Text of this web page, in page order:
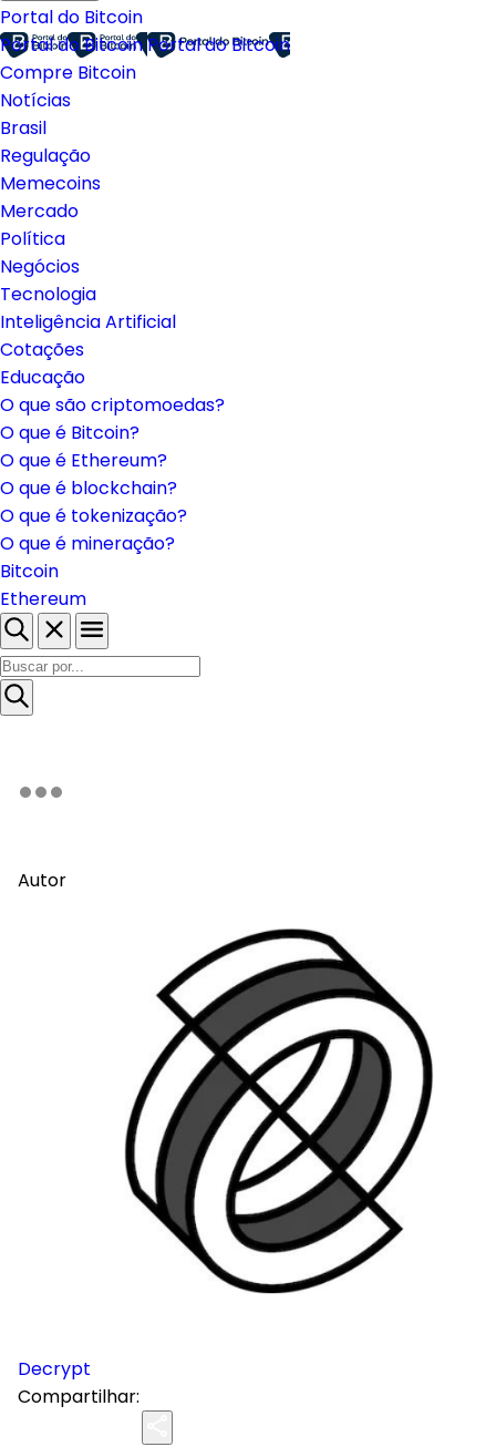
Portal do Bitcoin
Portal do BitcoinPortal do Bitcoin
Compre Bitcoin
Notícias
Brasil
Regulação
Memecoins
Mercado
Política
Negócios
Tecnologia
Inteligência Artificial
Cotações
Educação
O que são criptomoedas?
O que é Bitcoin?
O que é Ethereum?
O que é blockchain?
O que é tokenização?
O que é mineração?
Bitcoin
Ethereum
Autor
Decrypt
Compartilhar: